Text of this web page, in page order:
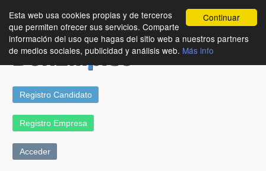
Continuar
Esta web usa cookies propias y de terceros
que permiten ofrecer sus servicios. Comparte
información del uso que hagas del sitio web a nuestros partners
de medios sociales, publicidad y análisis web. Más info
Registro Candidato
Registro Empresa
Acceder